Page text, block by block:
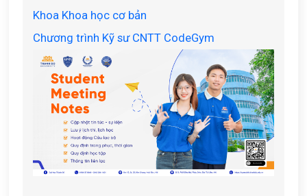
Khoa Khoa học cơ bản
Chương trình Kỹ sư CNTT CodeGym